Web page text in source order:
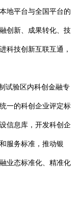
地平台与全国平台的
创新、成果转化、技
科技创新互联互通，
试验区内科创金融专
一的科创企业评定标
信息库，开发科创企
服务标准，推动银
业态标准化、精准化